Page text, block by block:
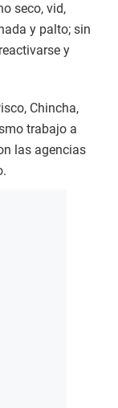
seco, vid,
y palto; sin
y
Chincha,
trabajo a
las agencias